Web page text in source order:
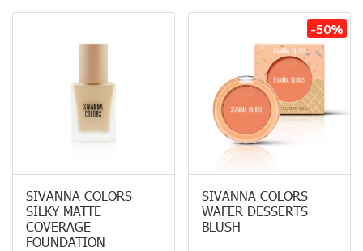
SIVANNA COLORS
SILKY MATTE
COVERAGE
FOUNDATION
-50%
SIVANNA COLORS
WAFER DESSERTS
BLUSH